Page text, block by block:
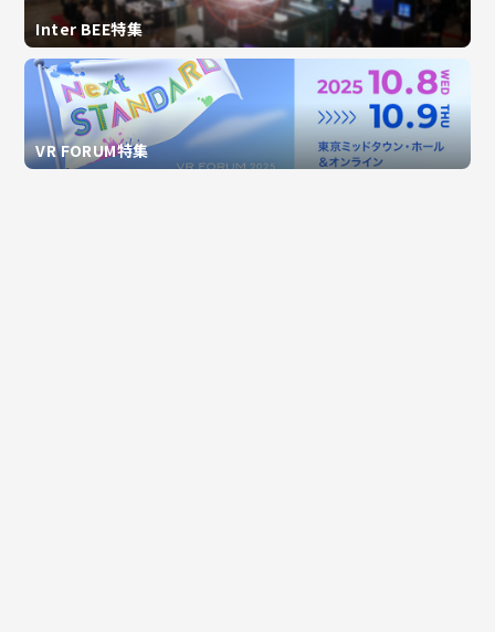
Inter BEE特集
VR FORUM特集